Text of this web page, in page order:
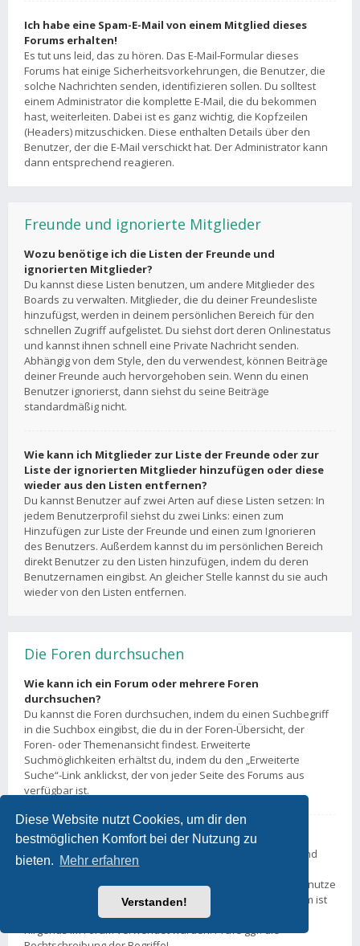
Diese Website nutzt Cookies, um dir den
bestmöglichen Komfort bei der Nutzung zu
bieten. Mehr erfahren
Verstanden!
Ich habe eine Spam-E-Mail von einem Mitglied dieses
Forums erhalten!
Es tut uns leid, das zu hören. Das E-Mail-Formular dieses
Forums hat einige Sicherheitsvorkehrungen, die Benutzer, die
solche Nachrichten senden, identifizieren sollen. Du solltest
einem Administrator die komplette E-Mail, die du bekommen
hast, weiterleiten. Dabei ist es ganz wichtig, die Kopfzeilen
(Headers) mitzuschicken. Diese enthalten Details über den
Benutzer, der die E-Mail verschickt hat. Der Administrator kann
dann entsprechend reagieren.
Freunde und ignorierte Mitglieder
Wozu benötige ich die Listen der Freunde und
ignorierten Mitglieder?
Du kannst diese Listen benutzen, um andere Mitglieder des
Boards zu verwalten. Mitglieder, die du deiner Freundesliste
hinzufügst, werden in deinem persönlichen Bereich für den
schnellen Zugriff aufgelistet. Du siehst dort deren Onlinestatus
und kannst ihnen schnell eine Private Nachricht senden.
Abhängig von dem Style, den du verwendest, können Beiträge
deiner Freunde auch hervorgehoben sein. Wenn du einen
Benutzer ignorierst, dann siehst du seine Beiträge
standardmäßig nicht.
Wie kann ich Mitglieder zur Liste der Freunde oder zur
Liste der ignorierten Mitglieder hinzufügen oder diese
wieder aus den Listen entfernen?
Du kannst Benutzer auf zwei Arten auf diese Listen setzen: In
jedem Benutzerprofil siehst du zwei Links: einen zum
Hinzufügen zur Liste der Freunde und einen zum Ignorieren
des Benutzers. Außerdem kannst du im persönlichen Bereich
direkt Benutzer zu den Listen hinzufügen, indem du deren
Benutzernamen eingibst. An gleicher Stelle kannst du sie auch
wieder von den Listen entfernen.
Die Foren durchsuchen
Wie kann ich ein Forum oder mehrere Foren
durchsuchen?
Du kannst die Foren durchsuchen, indem du einen Suchbegriff
in die Suchbox eingibst, die du in der Foren-Übersicht, der
Foren- oder Themenansicht findest. Erweiterte
Suchmöglichkeiten erhältst du, indem du den „Erweiterte
Suche“-Link anklickst, der von jeder Seite des Forums aus
verfügbar ist.
Weshalb erhalte ich bei der Suche keine Ergebnisse?
Deine Suche war möglicherweise zu allgemein gehalten und
enthielt zu viele gängige Wörter, welche von phpBB nicht
indiziert werden. Stelle eine spezifischere Anfrage und benutze
die Optionen, die dir die erweiterte Suche bietet. Außerdem ist
es natürlich auch möglich, dass dein(e) Suchbegriff(e) hier
nirgends im Forum verwendet wurden. Prüfe ggf. die